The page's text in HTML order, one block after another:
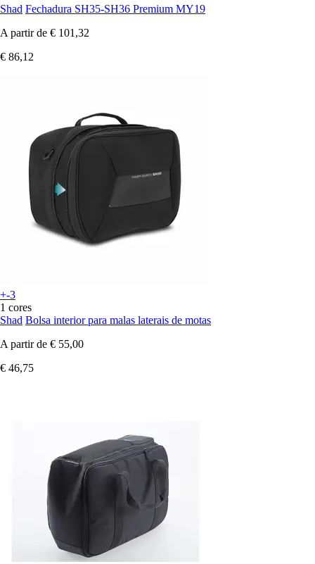
Shad Fechadura SH35-SH36 Premium MY19
A partir de € 101,32
€ 86,12
+-3
1 cores
Shad Bolsa interior para malas laterais de motas
A partir de € 55,00
€ 46,75